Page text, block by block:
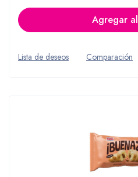
Agregar
Lista de deseos Comparación